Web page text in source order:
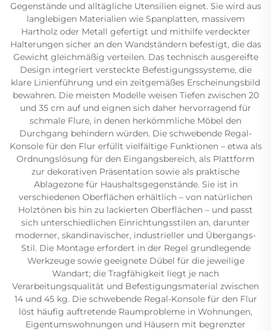
Gegenstände und alltägliche Utensilien eignet. Sie wird aus
langlebigen Materialien wie Spanplatten, massivem
Hartholz oder Metall gefertigt und mithilfe verdeckter
Halterungen sicher an den Wandständern befestigt, die das
Gewicht gleichmäßig verteilen. Das technisch ausgereifte
Design integriert versteckte Befestigungssysteme, die
klare Linienführung und ein zeitgemäßes Erscheinungsbild
bewahren. Die meisten Modelle weisen Tiefen zwischen 20
und 35 cm auf und eignen sich daher hervorragend für
schmale Flure, in denen herkömmliche Möbel den
Durchgang behindern würden. Die schwebende Regal-
Konsole für den Flur erfüllt vielfältige Funktionen – etwa als
Ordnungslösung für den Eingangsbereich, als Plattform
zur dekorativen Präsentation sowie als praktische
Ablagezone für Haushaltsgegenstände. Sie ist in
verschiedenen Oberflächen erhältlich – von natürlichen
Holztönen bis hin zu lackierten Oberflächen – und passt
sich unterschiedlichen Einrichtungsstilen an, darunter
moderner, skandinavischer, industrieller und Übergangs-
Stil. Die Montage erfordert in der Regel grundlegende
Werkzeuge sowie geeignete Dübel für die jeweilige
Wandart; die Tragfähigkeit liegt je nach
Verarbeitungsqualität und Befestigungsmaterial zwischen
14 und 45 kg. Die schwebende Regal-Konsole für den Flur
löst häufig auftretende Raumprobleme in Wohnungen,
Eigentumswohnungen und Häusern mit begrenzter